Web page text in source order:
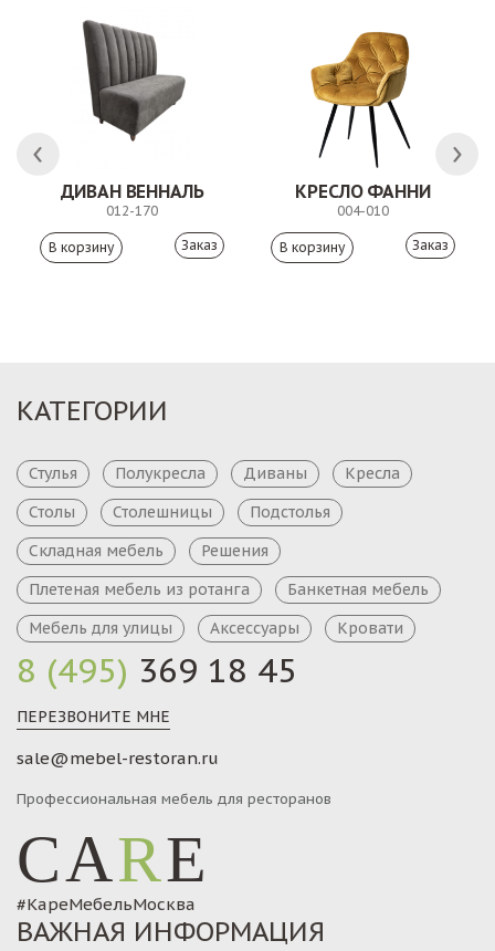
ДИВАН ВЕННАЛЬ
012-170
Заказ
КРЕСЛО ФАННИ
004-010
Заказ
8 (495) 369 18 45
ПЕРЕЗВОНИТЕ МНЕ
sale@mebel-restoran.ru
Профессиональная мебель для ресторанов
CARE
#КареМебельМосква
КАТЕГОРИИ
Стулья Полукресла Диваны
Кресла
Столы
Столешницы
Подстолья
Складная мебель
Решения
Плетеная мебель из ротанга
Банкетная мебель
Мебель для улицы
Аксессуары Кровати
ВАЖНАЯ ИНФОРМАЦИЯ